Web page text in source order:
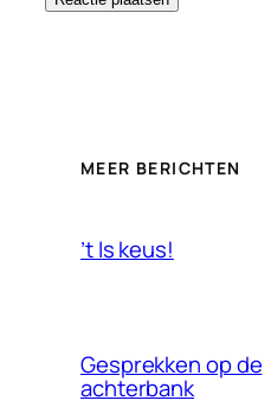
MEER BERICHTEN
’t Is keus!
Gesprekken op de
achterbank